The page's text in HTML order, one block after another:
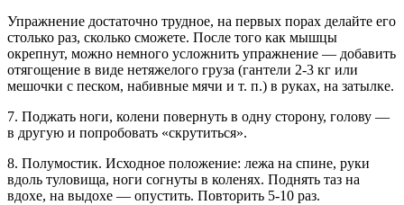
Упражнение достаточно трудное, на первых порах делайте его
столько раз, сколько сможете. После того как мышцы
окрепнут, можно немного усложнить упражнение — добавить
отягощение в виде нетяжелого груза (гантели 2-3 кг или
мешочки с песком, набивные мячи и т. п.) в руках, на затылке.
7. Поджать ноги, колени повернуть в одну сторону, голову —
в другую и попробовать «скрутиться».
8. Полумостик. Исходное положение: лежа на спине, руки
вдоль туловища, ноги согнуты в коленях. Поднять таз на
вдохе, на выдохе — опустить. Повторить 5-10 раз.